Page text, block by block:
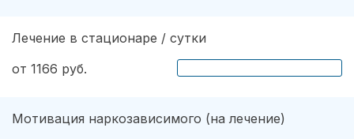
Лечение в стационаре / сутки
от 1166 руб.
Мотивация наркозависимого (на лечение)